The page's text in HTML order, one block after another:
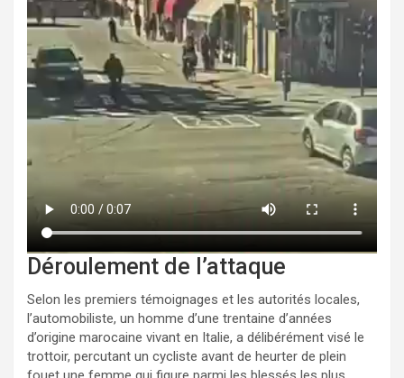
Déroulement de l’attaque
Selon les premiers témoignages et les autorités locales,
l’automobiliste, un homme d’une trentaine d’années
d’origine marocaine vivant en Italie, a délibérément visé le
trottoir, percutant un cycliste avant de heurter de plein